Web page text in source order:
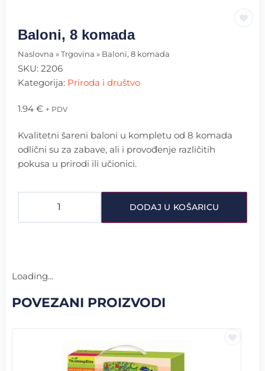
Baloni, 8 komada
Naslovna » Trgovina » Baloni, 8 komada
SKU: 2206
Kategorija: Priroda i društvo
1.94 € + PDV
Kvalitetni šareni baloni u kompletu od 8 komada
odlični su za zabave, ali i provođenje različitih
pokusa u prirodi ili učionici.
DODAJ U KOŠARICU
Loading...
POVEZANI PROIZVODI